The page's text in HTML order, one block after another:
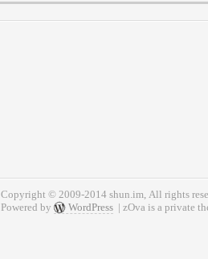
Copyright © 2009-2014 shun.im, All rights
Powered by
WordPress | zOva is a private